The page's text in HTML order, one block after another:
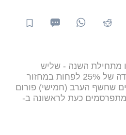
מתחילת השנה - שליש
מהעסקים דיווחו על ירידה של 25% לפחות במחזור
שחשף הערב (חמישי) פורום
כעת לראשונה ב-